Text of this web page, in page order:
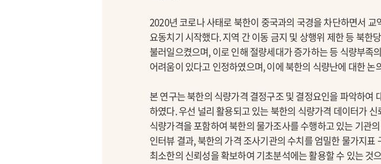
2020년 코로나 사태로 북한이 중국과의 국경을 차단하면서
요동치기 시작했다. 지역 간 이동 금지 및 상행위 제한 등 북
불러일으켰으며, 이로 인해 절량세대가 증가하는 등 식량부
어려움이 있다고 인정하였으며, 이에 북한의 식량난에 대한 논
본 연구는 북한의 식량가격 결정구조 및 결정요인을 파악하
하였다. 우선 널리 활용되고 있는 북한의 식량가격 데이터가
식량가격을 포함하여 북한의 물가조사를 수행하고 있는 기관
인터뷰 결과, 북한의 가격 조사기관의 수치를 엄밀한 물가지
최소한의 신뢰성을 확보하여 기초분석에는 활용할 수 있는 것